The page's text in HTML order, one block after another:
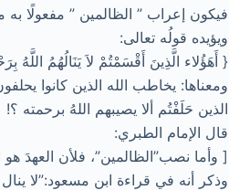
فيكون إعراب ” الظالمين ” مفعولًا به
ويؤيده قولُه تعالى:
{ أَهَؤُلاء الَّذِينَ أَقْسَمْتُمْ لاَ يَنَالُهُمُ اللَّهُ
ومعناها: يخاطب الله الذين كانوا
الذين حَلَفْتُم ألا يصيبهم اللهُ برحمته ؟!
قال الإمام الطبري:
[ وأما نصب”الظالمين”، فلأن العهدَ هو
وذكر أنه في قراءة ابن مسعود:”لا